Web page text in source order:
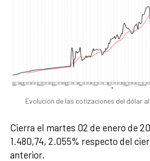
Evolución de las cotizaciones del dólar
Cierra el martes 02 de enero de
1.480,74, 2.055% respecto del
anterior.